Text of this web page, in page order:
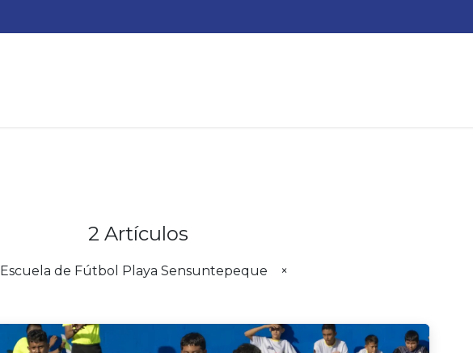
2 Artículos
Escuela de Fútbol Playa Sensuntepeque ×